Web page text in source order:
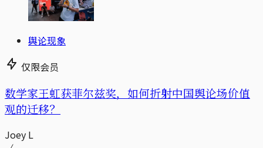
舆论现象
仅限会员
数学家王虹获菲尔兹奖，如何折射中国舆论场价值
观的迁移？
Joey L